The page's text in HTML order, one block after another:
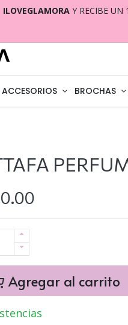
ILOVEGLAMORA Y RECIBE UN
ACCESORIOS BROCHAS
Agregar al carrito